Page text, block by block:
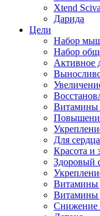
Xtend
Дарида
Цели
Набор
Набор
Активное
Витамины
Для
Красота и
Здоровый
Витамины
Витамины
Снижение